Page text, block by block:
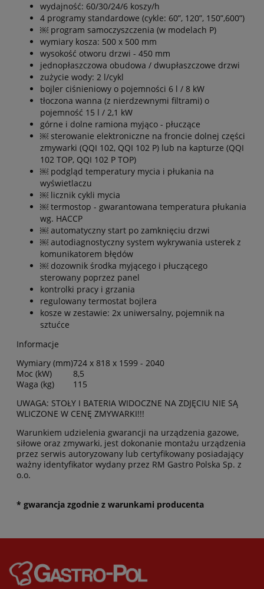
wydajność: 60/30/24/6 koszy/h
4 programy standardowe (cykle: 60”, 120”, 150”,600”)
￼ program samoczyszczenia (w modelach P)
wymiary kosza: 500 x 500 mm
wysokość otworu drzwi - 450 mm
jednopłaszczowa obudowa / dwupłaszczowe drzwi
zużycie wody: 2 l/cykl
bojler ciśnieniowy o pojemności 6 l / 8 kW
tłoczona wanna (z nierdzewnymi filtrami) o
pojemność 15 l / 2,1 kW
górne i dolne ramiona myjąco - płuczące
￼ sterowanie elektroniczne na froncie dolnej części
zmywarki (QQI 102, QQI 102 P) lub na kapturze (QQI
102 TOP, QQI 102 P TOP)
￼ podgląd temperatury mycia i płukania na
wyświetlaczu
￼ licznik cykli mycia
￼ termostop - gwarantowana temperatura płukania
wg. HACCP
￼ automatyczny start po zamknięciu drzwi
￼ autodiagnostyczny system wykrywania usterek z
komunikatorem błędów
￼ dozownik środka myjącego i płuczącego
sterowany poprzez panel
kontrolki pracy i grzania
regulowany termostat bojlera
kosze w zestawie: 2x uniwersalny, pojemnik na
sztućce
Informacje
Wymiary (mm)724 x 818 x 1599 - 2040
Moc (kW)
8,5
Waga (kg)
115
UWAGA: STOŁY I BATERIA WIDOCZNE NA ZDJĘCIU NIE SĄ
WLICZONE W CENĘ ZMYWARKI!!!
Warunkiem udzielenia gwarancji na urządzenia gazowe,
siłowe oraz zmywarki, jest dokonanie montażu urządzenia
przez serwis autoryzowany lub certyfikowany posiadający
ważny identyfikator wydany przez RM Gastro Polska Sp. z
o.o.
* gwarancja zgodnie z warunkami producenta